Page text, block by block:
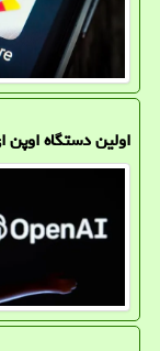
اولین دستگاه